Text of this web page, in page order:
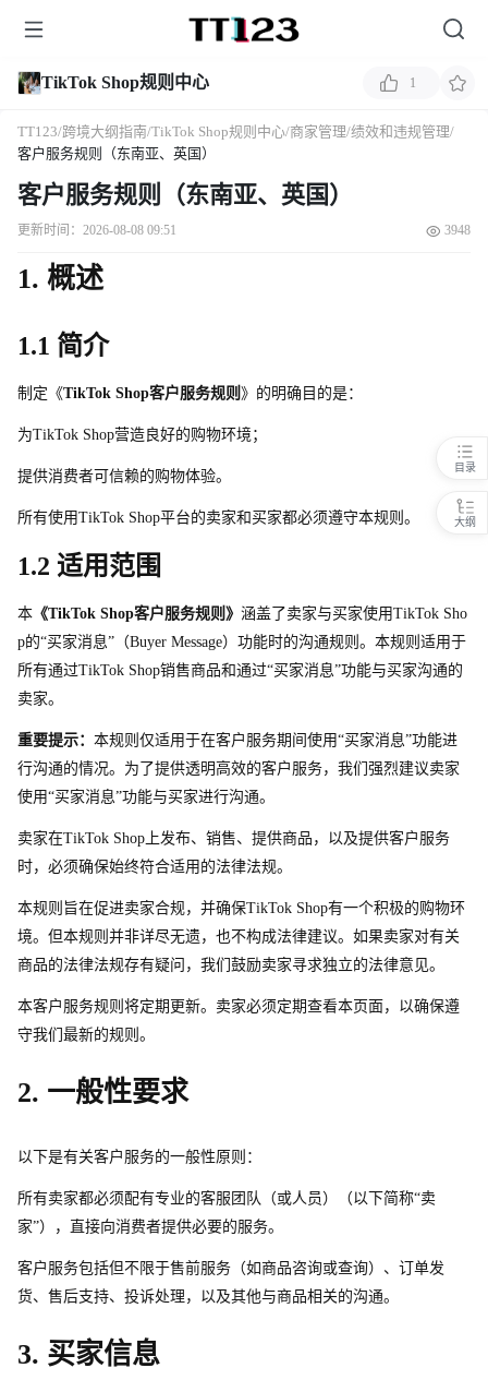
TikTok Shop规则中心 1
TT123/跨境大纲指南/TikTok Shop规则中心/商家管理/绩效和违规管理/
客户服务规则（东南亚、英国）
客户服务规则（东南亚、英国）
更新时间：2026-08-08 09:51 3948
1. 概述
1.1 简介
制定《TikTok Shop客户服务规则 》的明确目的是：
为TikTok Shop营造良好的购物环境；
提供消费者可信赖的购物体验。
所有使用TikTok Shop平台的卖家和买家都必须遵守本规则。
1.2 适用范围
本 《TikTok Shop客户服务规则》 涵盖了卖家与买家使用TikTok Sho
p的“买家消息”（Buyer Message）功能时的沟通规则。本规则适用于
所有通过TikTok Shop销售商品和通过“买家消息”功能与买家沟通的
卖家。
重要提示： 本规则仅适用于在客户服务期间使用“买家消息”功能进
行沟通的情况。为了提供透明高效的客户服务，我们强烈建议卖家
使用“买家消息”功能与买家进行沟通。
卖家在TikTok Shop 上发布、销售、提供商品，以及提供客户服务
时，必须确保始终符合适用的法律法规。
本规则旨在促进卖家合规，并确保TikTok Shop有一个积极的购物环
境。但本规则并非详尽无遗，也不构成法律建议。如果卖家对有关
商品的法律法规存有疑问，我们鼓励卖家寻求独立的法律意见。
本客户服务规则将定期更新。卖家必须定期查看本页面，以确保遵
守我们最新的规则。
2. 一般性要求
以下是有关客户服务的一般性原则：
所有卖家都必须配有专业的客服团队（或人员）（以下简称“卖
家”），直接向消费者提供必要的服务。
客户服务包括但不限于售前服务（如商品咨询或查询）、订单发
货、售后支持、投诉处理，以及其他与商品相关的沟通。
3. 买家信息
目录
大纲